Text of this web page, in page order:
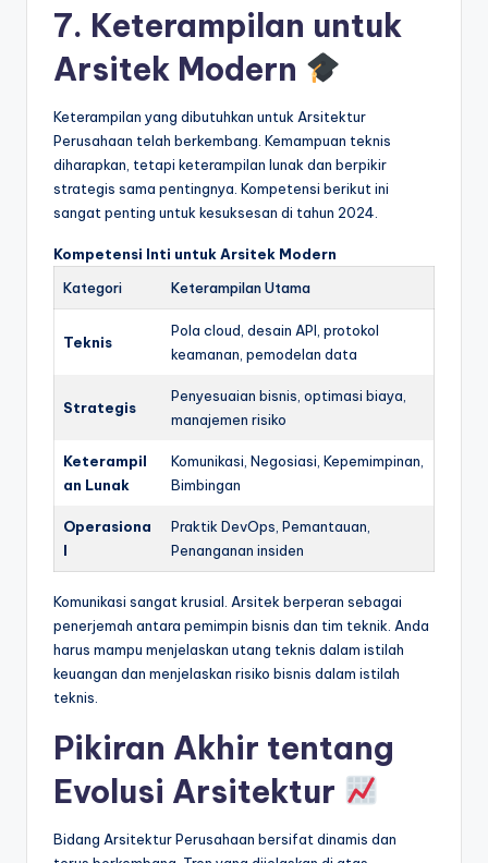
7. Keterampilan untuk
Arsitek Modern
Keterampilan yang dibutuhkan untuk Arsitektur
Perusahaan telah berkembang. Kemampuan teknis
diharapkan, tetapi keterampilan lunak dan berpikir
strategis sama pentingnya. Kompetensi berikut ini
sangat penting untuk kesuksesan di tahun 2024.
Kompetensi Inti untuk Arsitek Modern
Kategori
Keterampilan Utama
Teknis
Pola cloud, desain API, protokol
keamanan, pemodelan data
Strategis
Penyesuaian bisnis, optimasi biaya,
manajemen risiko
Keterampil
an Lunak
Komunikasi, Negosiasi, Kepemimpinan,
Bimbingan
Operasiona
l
Praktik DevOps, Pemantauan,
Penanganan insiden
Komunikasi sangat krusial. Arsitek berperan sebagai
penerjemah antara pemimpin bisnis dan tim teknik. Anda
harus mampu menjelaskan utang teknis dalam istilah
keuangan dan menjelaskan risiko bisnis dalam istilah
teknis.
Pikiran Akhir tentang
Evolusi Arsitektur
Bidang Arsitektur Perusahaan bersifat dinamis dan